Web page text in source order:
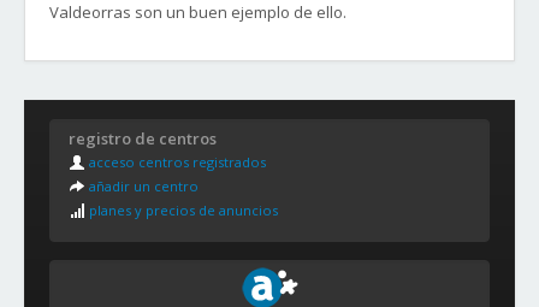
Valdeorras son un buen ejemplo de ello.
registro de centros
acceso centros registrados
añadir un centro
planes y precios de anuncios